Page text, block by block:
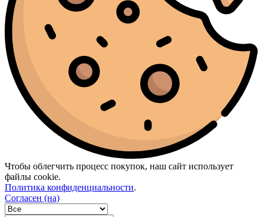
Чтобы облегчить процесс покупок, наш сайт использует
файлы cookie.
Политика конфиденциальности.
Согласен (на)